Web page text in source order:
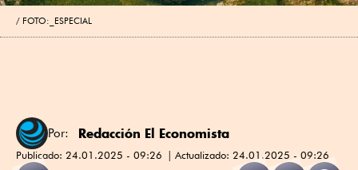
FOTO:_ESPECIAL
Por: Redacción El Economista
Publicado: 24.01.2025 - 09:26 Actualizado: 24.01.2025 - 09:26